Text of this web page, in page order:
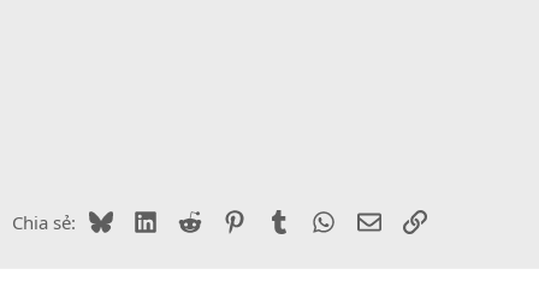
Chia sẻ: BlueskyLinkedIn
Reddit PinterestTumblr WhatsApp
EmailLink